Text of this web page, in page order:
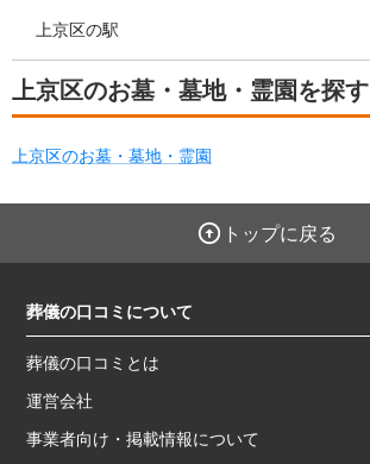
上京区の駅
上京区のお墓・墓地・霊園を探す
上京区のお墓・墓地・霊園
トップに戻る
葬儀の口コミについて
葬儀の口コミとは
運営会社
事業者向け・掲載情報について